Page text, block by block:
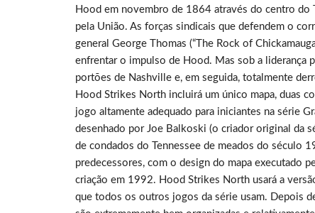
Hood em novembro de 1864 através do centro do
pela União. As forças sindicais que defendem o
general George Thomas (“The Rock of
enfrentar o impulso de Hood. Mas sob a liderança
portões de Nashville e, em seguida, totalmente
Hood Strikes North incluirá um único mapa, duas
jogo altamente adequado para iniciantes na série
desenhado por Joe Balkoski (o criador original da
de condados do Tennessee de meados do século
predecessores, com o design do mapa executado
criação em 1992. Hood Strikes North usará a
que todos os outros jogos da série usam. Depois